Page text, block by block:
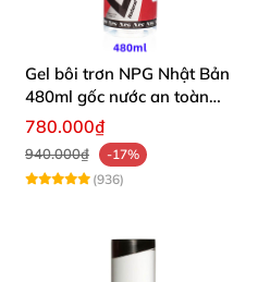
Gel bôi trơn NPG Nhật Bản
480ml gốc nước an toàn
không kích ứng
780.000₫
940.000₫
-17%
(936)